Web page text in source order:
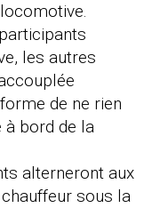
les autres
de ne rien
à bord de la
alterneront aux
sous la